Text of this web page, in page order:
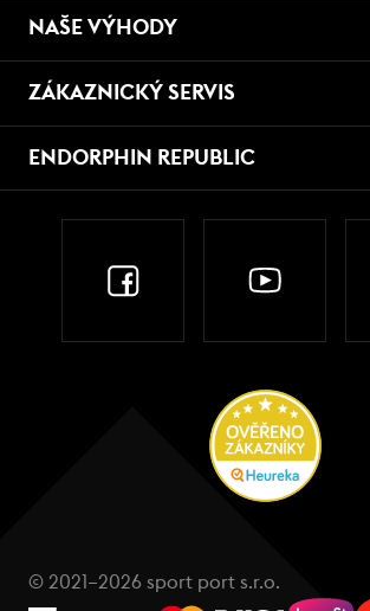
NAŠE VÝHODY
ZÁKAZNICKÝ SERVIS
ENDORPHIN REPUBLIC
© 2021–2026 sport port s.r.o.